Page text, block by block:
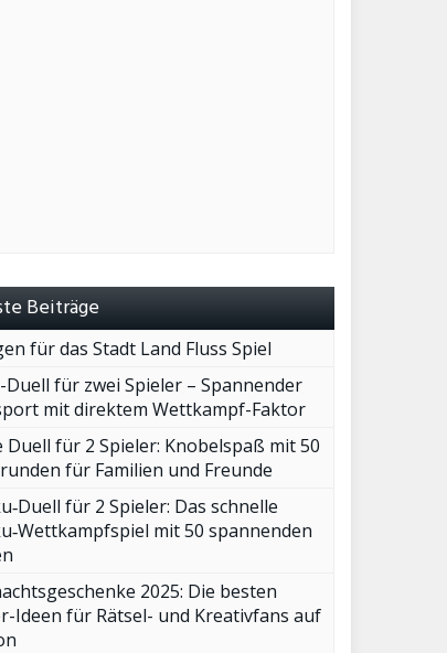
Beiträge
für das Stadt Land Fluss Spiel
Duell für zwei Spieler – Spannender
mit direktem Wettkampf-Faktor
Duell für 2 Spieler: Knobelspaß mit 50
für Familien und Freunde
für 2 Spieler: Das schnelle
mit 50 spannenden
2025: Die besten
Ideen für Rätsel- und Kreativfans auf